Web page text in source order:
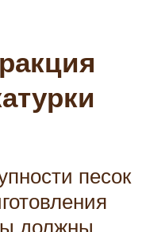
песок
должны